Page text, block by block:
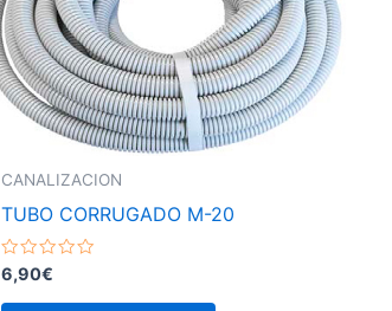
CANALIZACION
TUBO CORRUGADO M-20
Valorado
con
0
6,90€